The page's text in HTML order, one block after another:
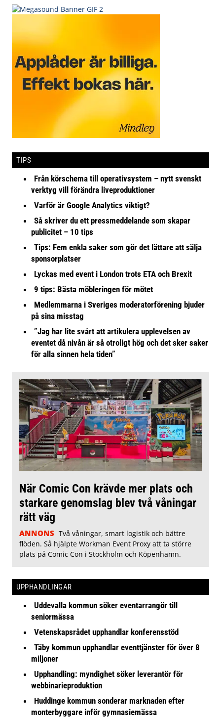
TIPS
Från körschema till operativsystem – nytt svenskt
verktyg vill förändra liveproduktioner
Varför är Google Analytics viktigt?
Så skriver du ett pressmeddelande som skapar
publicitet – 10 tips
Tips: Fem enkla saker som gör det lättare att sälja
sponsorplatser
Lyckas med event i London trots ETA och Brexit
9 tips: Bästa möbleringen för mötet
Medlemmarna i Sveriges moderatorförening bjuder
på sina misstag
”Jag har lite svårt att artikulera upplevelsen av
eventet då nivån är så otroligt hög och det sker saker
för alla sinnen hela tiden”
När Comic Con krävde mer plats och
starkare genomslag blev två våningar
rätt väg
ANNONS Två våningar, smart logistik och bättre
flöden. Så hjälpte Workman Event Proxy att ta större
plats på Comic Con i Stockholm och Köpenhamn.
UPPHANDLINGAR
Uddevalla kommun söker eventarrangör till
seniormässa
Vetenskapsrådet upphandlar konferensstöd
Täby kommun upphandlar eventtjänster för över 8
miljoner
Upphandling: myndighet söker leverantör för
webbinarieproduktion
Huddinge kommun sonderar marknaden efter
monterbyggare inför gymnasiemässa